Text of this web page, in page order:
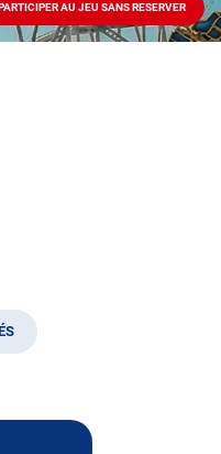
AU JEU SANS RESERVER
PARTICIPER
AU
JEU